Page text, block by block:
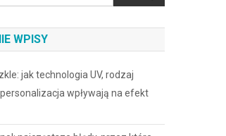
WPISY
jak technologia UV, rodzaj
personalizacja wpływają na efekt